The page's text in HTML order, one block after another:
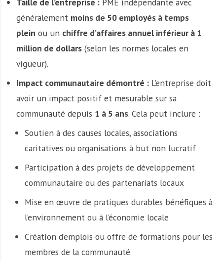
généralement moins de 50 employés à temps
plein ou un chiffre d’affaires annuel inférieur à 1
million de dollars(selon les normes locales en
vigueur).
Impact communautaire démontré :L’entreprise doit
avoir un impact positif et mesurable sur sa
communauté depuis 1 à 5 ans. Cela peut inclure :
Soutien à des causes locales, associations
caritatives ou organisations à but non lucratif
Participation à des projets de développement
communautaire ou des partenariats locaux
Mise en œuvre de pratiques durables bénéfiques à
l’environnement ou à l’économie locale
Création d’emplois ou offre de formations pour les
membres de la communauté